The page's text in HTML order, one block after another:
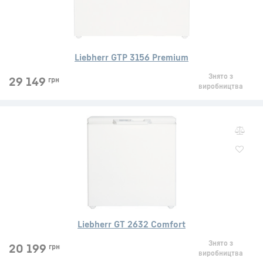
Liebherr GTP 3156 Premium
29 149 грн
Знято з
виробництва
Liebherr GT 2632 Comfort
20 199 грн
Знято з
виробництва